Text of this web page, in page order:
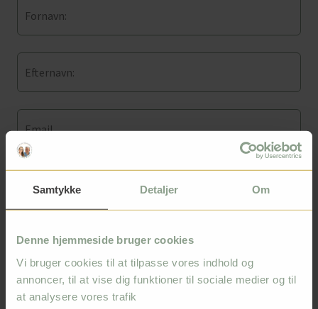
Samtykke Detaljer Om
Denne hjemmeside bruger cookies
Vi bruger cookies til at tilpasse vores indhold og
annoncer, til at vise dig funktioner til sociale medier og til
at analysere vores trafik